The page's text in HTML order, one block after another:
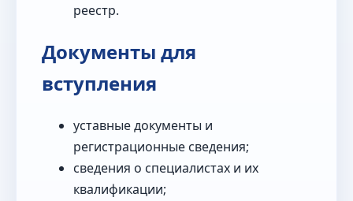
реестр.
Документы для
вступления
уставные документы и
регистрационные сведения;
сведения о специалистах и их
квалификации;